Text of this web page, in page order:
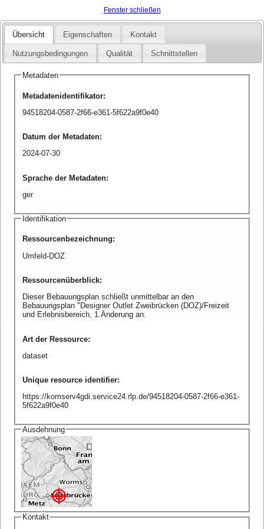
Fenster schließen
Übersicht Eigenschaften Kontakt
Nutzungsbedingungen Qualität Schnittstellen
Metadaten
Metadatenidentifikator:
94518204-0587-2f66-e361-5f622a9f0e40
Datum der Metadaten:
2024-07-30
Sprache der Metadaten:
ger
Identifikation
Ressourcenbezeichnung:
Umfeld-DOZ
Ressourcenüberblick:
Dieser Bebauungsplan schließt unmittelbar an den
Bebauungsplan "Designer Outlet Zweibrücken (DOZ)/Freizeit
und Erlebnisbereich, 1.Änderung an.
Art der Ressource:
dataset
Unique resource identifier:
https://komserv4gdi.service24.rlp.de/94518204-0587-2f66-e361-
5f622a9f0e40
Ausdehnung
Kontakt